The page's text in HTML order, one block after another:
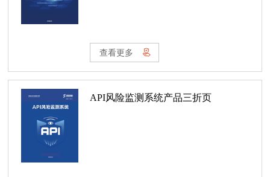
查看更多
API风险监测系统产品三折页